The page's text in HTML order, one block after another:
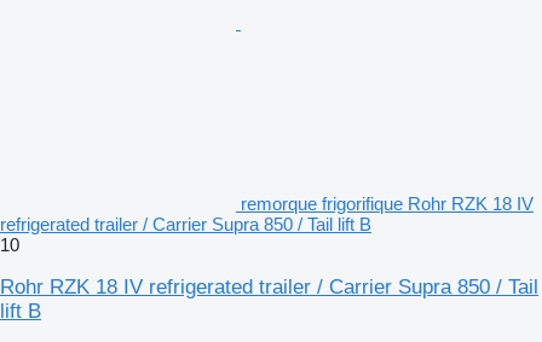
remorque frigorifique Rohr RZK 18 IV
refrigerated trailer / Carrier Supra 850 / Tail lift B
10
Rohr RZK 18 IV refrigerated trailer / Carrier Supra 850 / Tail
lift B